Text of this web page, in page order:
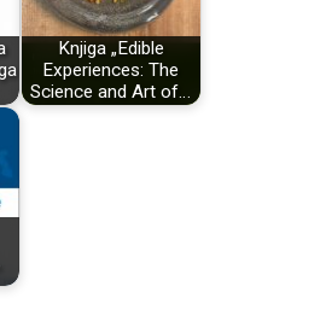
Knjiga „Edible
Experiences: The
Science and Art of…